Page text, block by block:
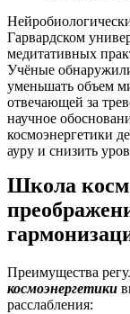
Гарвардском
медитативных
Учёные
уменьшать объем
отвечающей за
научное
космоэнергетики
ауру и снизить
Школа
Преимущества
космоэнергетики
расслабления: